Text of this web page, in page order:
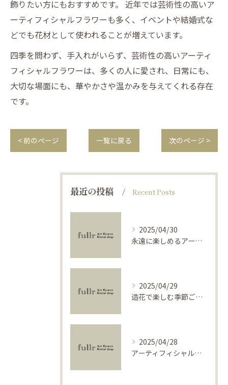
飾りたい方にもおすすめです。 近年では芸術性の高いア
ーティフィシャルフラワーも多く、イベントや結婚式な
どでも花材として使われることが増えています。
四季を問わず、手入れがいらず、芸術性の高いアーティ
フィシャルフラワーは、多くの人に愛され、日常にも、
大切な場面にも、華やかさや温かみを与えてくれる存在
です。
< 前のページ 一覧に戻る 次のページ >
最近の投稿 Recent Posts
2025/04/30
永遠に楽しめるアーティフィシャルフラワーの使い方
2025/04/29
造花で楽しむ季節ごとのインテリア
2025/04/28
アーティフィシャルフラワーで学ぶ基礎と活用法